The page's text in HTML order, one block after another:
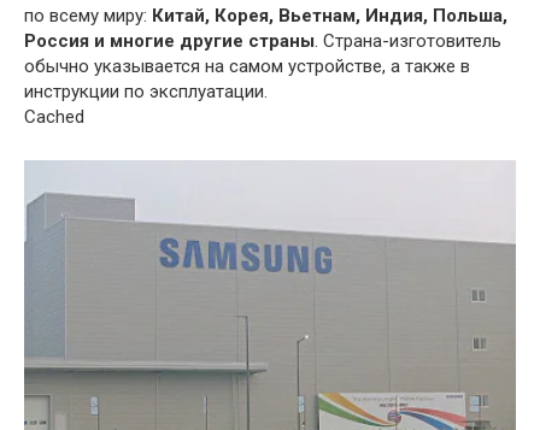
по всему миру: Китай, Корея, Вьетнам, Индия, Польша,
Россия и многие другие страны. Страна-изготовитель
обычно указывается на самом устройстве, а также в
инструкции по эксплуатации.
Cached